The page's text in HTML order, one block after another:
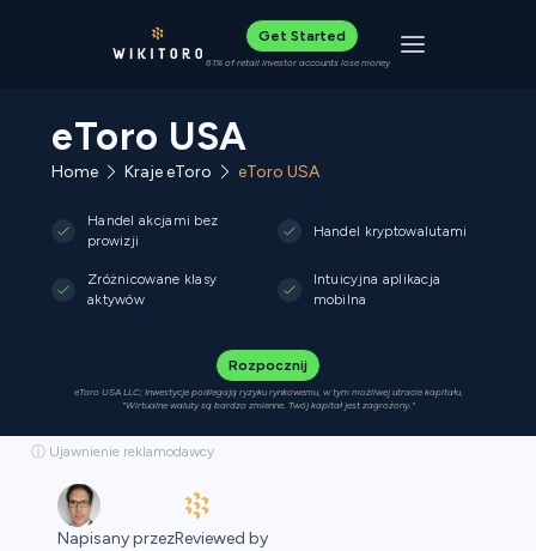
Get Started
61% of retail investor accounts lose money Toggle
eToro USA
Home Kraje eToro eToro USA
Handel akcjami bez
prowizji
Handel kryptowalutami
Zróżnicowane klasy
aktywów
Intuicyjna aplikacja
mobilna
Rozpocznij
eToro USA LLC; Inwestycje podlegają ryzyku rynkowemu, w tym możliwej utracie kapitału,
"Wirtualne waluty są bardzo zmienne. Twój kapitał jest zagrożony."
ⓘ Ujawnienie reklamodawcy
Napisany przezReviewed by